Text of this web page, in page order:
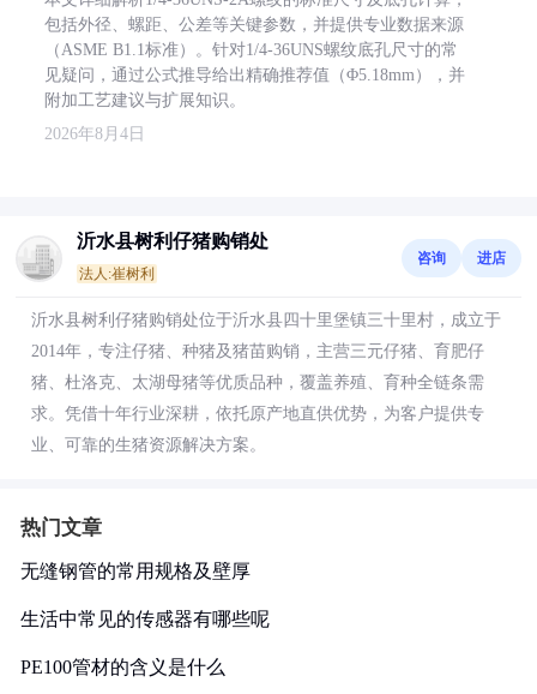
包括外径、螺距、公差等关键参数，并提供专业数据来源
（ASME B1.1标准）。针对1/4-36UNS螺纹底孔尺寸的常
见疑问，通过公式推导给出精确推荐值（Φ5.18mm），并
附加工艺建议与扩展知识。
2026年8月4日
沂水县树利仔猪购销处
法人:崔树利
咨询 进店
沂水县树利仔猪购销处位于沂水县四十里堡镇三十里村，成立于
2014年，专注仔猪、种猪及猪苗购销，主营三元仔猪、育肥仔
猪、杜洛克、太湖母猪等优质品种，覆盖养殖、育种全链条需
求。凭借十年行业深耕，依托原产地直供优势，为客户提供专
业、可靠的生猪资源解决方案。
热门文章
无缝钢管的常用规格及壁厚
生活中常见的传感器有哪些呢
PE100管材的含义是什么